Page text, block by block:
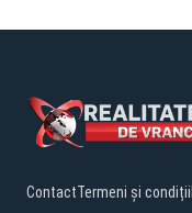
ContactTermeni și condiții